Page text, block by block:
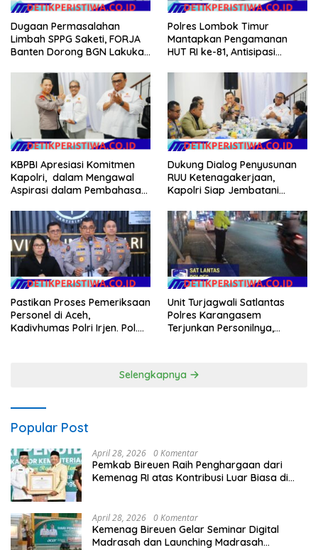
Dugaan Permasalahan
Limbah SPPG Saketi, FORJA
Banten Dorong BGN Lakukan
Polres Lombok Timur
Mantapkan Pengamanan
HUT RI ke-81, Antisipasi
Agenda Kapolri
KBPBI Apresiasi Komitmen
Kapolri, dalam Mengawal
Aspirasi dalam Pembahasan
Dukung Dialog Penyusunan
RUU Ketenagakerjaan,
Kapolri Siap Jembatani
Pastikan Proses Pemeriksaan
Personel di Aceh,
Kadivhumas Polri Irjen. Pol.
Unit Turjagwali Satlantas
Polres Karangasem
Terjunkan Personilnya,
Selengkapnya
Popular Post
April 28, 2026 0 Komentar
Pemkab Bireuen Raih Penghargaan dari
Kemenag RI atas Kontribusi Luar Biasa di
April 28, 2026 0 Komentar
Kemenag Bireuen Gelar Seminar Digital
Madrasah dan Launching Madrasah